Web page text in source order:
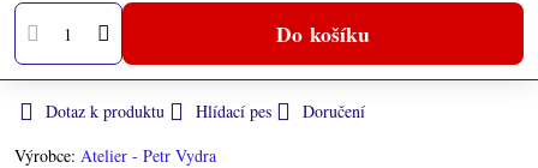
Do košíku
Dotaz k produktu Hlídací pes
Doručení
Výrobce: Atelier - Petr Vydra